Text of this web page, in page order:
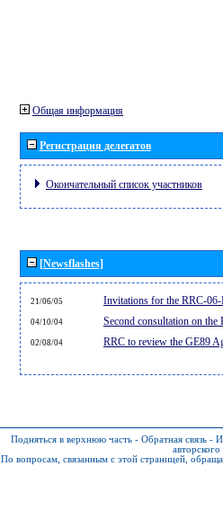
Общая информация
Регистрация делегатов
Окончательный список участников
[Newsflashes]
21/06/05 Invitations for the RRC-06-
04/10/04 Second consultation on
02/08/04 RRC to review the GE89
Подняться в верхнюю часть - Обратная связь -
По вопросам, связанным с этой страницей,